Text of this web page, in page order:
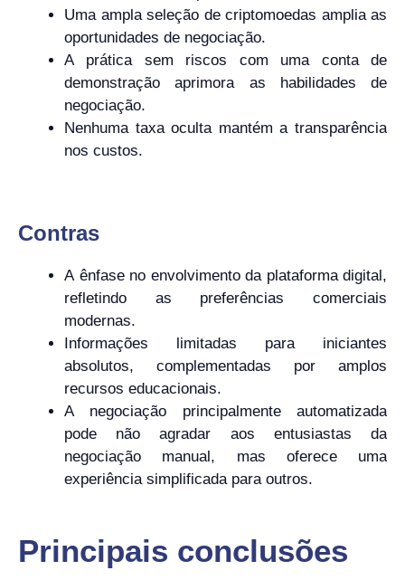
Uma ampla seleção de criptomoedas amplia as
oportunidades de negociação.
A prática sem riscos com uma conta de
demonstração aprimora as habilidades de
negociação.
Nenhuma taxa oculta mantém a transparência
nos custos.
Contras
A ênfase no envolvimento da plataforma digital,
refletindo as preferências comerciais
modernas.
Informações limitadas para iniciantes
absolutos, complementadas por amplos
recursos educacionais.
A negociação principalmente automatizada
pode não agradar aos entusiastas da
negociação manual, mas oferece uma
experiência simplificada para outros.
Principais conclusões